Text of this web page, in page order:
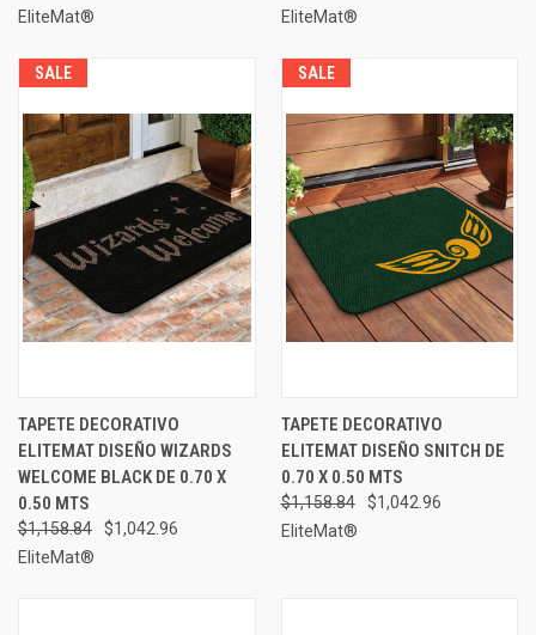
EliteMat®
EliteMat®
SALE
TAPETE DECORATIVO
ELITEMAT DISEÑO WIZARDS
WELCOME BLACK DE 0.70 X
0.50 MTS
$1,158.84
$1,042.96
EliteMat®
SALE
TAPETE DECORATIVO
ELITEMAT DISEÑO SNITCH DE
0.70 X 0.50 MTS
$1,158.84
$1,042.96
EliteMat®